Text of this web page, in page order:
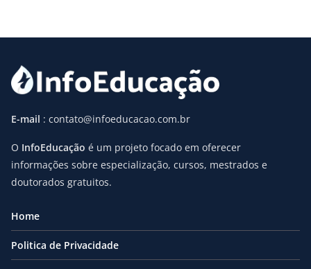
E-mail : contato@infoeducacao.com.br
O InfoEducação é um projeto focado em oferecer
informações sobre especialização, cursos, mestrados e
doutorados gratuitos.
Home
Politica de Privacidade